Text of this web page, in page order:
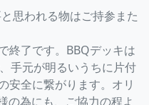
思われる物はご持参また
終了です。BBQデッキは
手元が明るいうちに片付
安全に繋がります。オリ
の為にも、ご協力の程よ